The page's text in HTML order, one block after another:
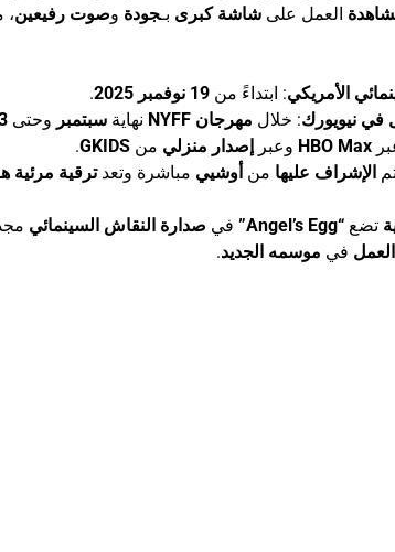
العمل على شاشة كبرى بـجودة وصوت رفيعين،
الأمريكي: ابتداءً من 19 نوفمبر 2025
.
في نيويورك: خلال مهرجان NYFF نهاية سبتمبر وحتى 13
HBO Max وعبر إصدار منزلي من GKIDS
.
الإشراف عليها من أوشيي مباشرة وتعدترقية مرئية
تضع “Angel’s Egg” في صدارة النقاش السينمائي
العمل في موسمه الجديد.